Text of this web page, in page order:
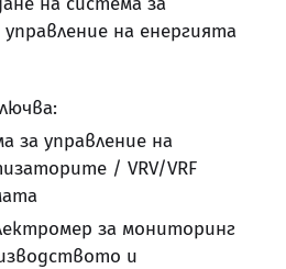
на енергията
за управление на
/ VRV/VRF
за мониторинг
и